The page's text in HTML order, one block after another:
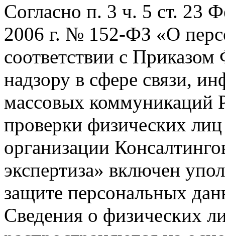
Согласно п. 3 ч. 5 ст. 23
2006 г. № 152-ФЗ «О
соответствии с
надзору в сфере связи,
массовых коммуникаций
проверки физических
организации
экспертиза» включен
защите персональных
Сведения о физических